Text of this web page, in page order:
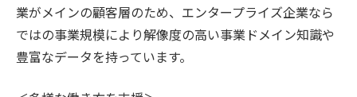
業がメインの顧客層のため、エンタープライズ企業なら
ではの事業規模により解像度の高い事業ドメイン知識や
豊富なデータを持っています。